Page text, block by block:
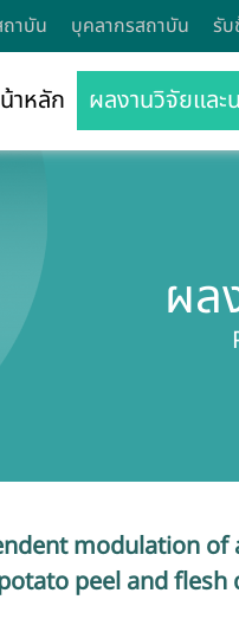
าบัน บุคลากรสถาบัน รับ
าหลัก ผลงานวิจัยและ
ผล
modulation
peel and